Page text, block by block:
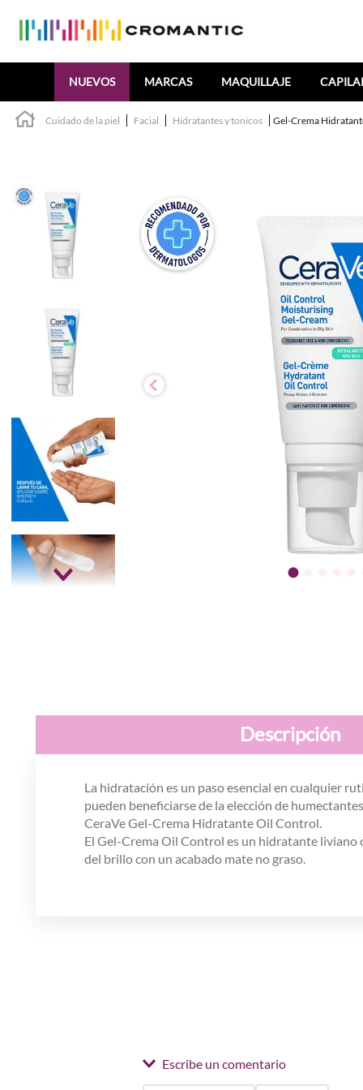
NUEVOS MARCAS MAQUILLAJE
Cuidado de la piel Facial Hidratantes y tonicos Gel-Crema
Descripción
La hidratación es un paso esencial en cualquier
pueden beneficiarse de la elección de
CeraVe Gel-Crema Hidratante Oil Control.
El Gel-Crema Oil Control es un hidratante
del brillo con un acabado mate no graso.
Escribe un comentario